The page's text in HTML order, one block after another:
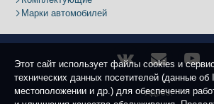
Марки автомобилей
Адрес:
Этот сайт использует файлы cookies и
технических данных посетителей (данные об
местоположении и др.) для обеспечения